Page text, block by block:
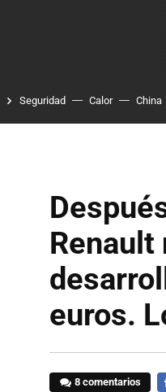
Seguridad Calor China
Renault
euros.
8 comentarios